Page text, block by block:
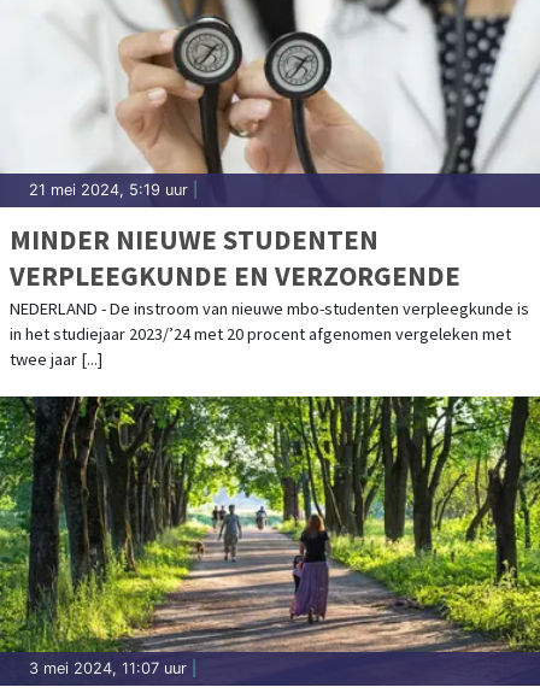
21 mei 2024, 5:19 uur
MINDER NIEUWE STUDENTEN
VERPLEEGKUNDE EN VERZORGENDE
NEDERLAND - De instroom van nieuwe mbo-studenten verpleegkunde is
in het studiejaar 2023/’24 met 20 procent afgenomen vergeleken met
twee jaar [...]
3 mei 2024, 11:07 uur